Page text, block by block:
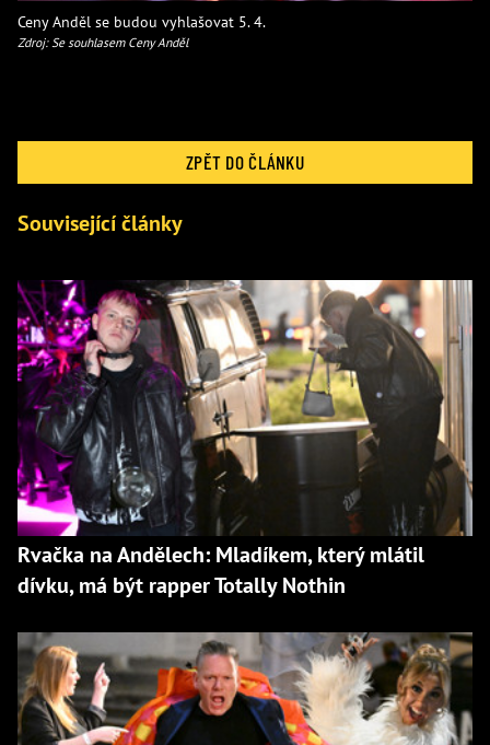
Ceny Anděl se budou vyhlašovat 5. 4.
Zdroj: Se souhlasem Ceny Anděl
ZPĚT DO ČLÁNKU
Související články
Rvačka na Andělech: Mladíkem, který mlátil
dívku, má být rapper Totally Nothin